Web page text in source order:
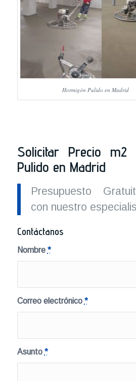
Hormigón Pulido en Madrid
Solicitar Precio m2
Pulido en Madrid
Presupuesto
con nuestro
Contáctanos
Nombre *
Correo electrónico *
Asunto *